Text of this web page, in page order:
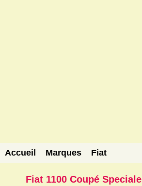
Accueil Marques Fiat
Fiat 1100 Coupé